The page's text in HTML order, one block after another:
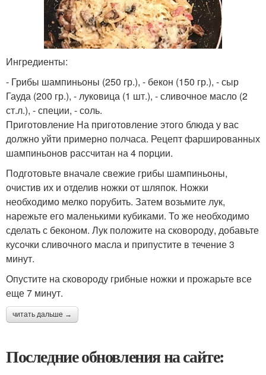
Ингредиенты:
- Грибы шампиньоны (250 гр.), - бекон (150 гр.), - сыр
Гауда (200 гр.), - луковица (1 шт.), - сливочное масло (2
ст.л.), - специи, - соль.
Приготовление На приготовление этого блюда у вас
должно уйти примерно полчаса. Рецепт фаршированных
шампиньонов рассчитан на 4 порции.
Подготовьте вначале свежие грибы шампиньоны,
очистив их и отделив ножки от шляпок. Ножки
необходимо мелко порубить. Затем возьмите лук,
нарежьте его маленькими кубиками. То же необходимо
сделать с беконом. Лук положите на сковороду, добавьте
кусочки сливочного масла и припустите в течение 3
минут.
Опустите на сковороду грибные ножки и прожарьте все
еще 7 минут.
читать дальше →
Последние обновления на сайте: